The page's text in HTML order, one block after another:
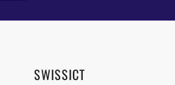
SWISSICT